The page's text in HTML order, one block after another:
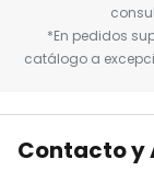
*En pedidos
catálogo a
Contacto y